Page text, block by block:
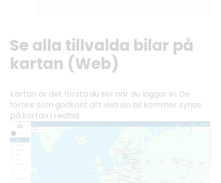
Se alla tillvalda bilar på
kartan (Web)
Kartan är det första du ser när du loggar in. De
förare som godkänt att visa sin bil kommer synas
på kartan i realtid.